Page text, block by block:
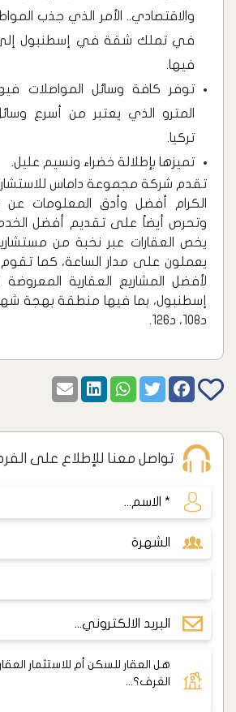
والاقتصادي.. الأمر الذي جذب
في تملك شقة في إسطنبول إلى
فيها.
توفر كافة وسائل المواصلات
المترو الذي يعتبر من أسرع
تركيا.
تميزها بإطلالة خضراء ونسيم عليل.
تقدم شركة مجموعة داماس للاستشارات
الكرام أفضل وأدق المعلومات عن
وتحرص أيضاً على تقديم أفضل
يخص العقارات عبر نخبة من
يعملون على مدار الساعة، كما تقوم
لأفضل المشاريع العقارية
د108، د126.
تواصل معنا للإطلاع على